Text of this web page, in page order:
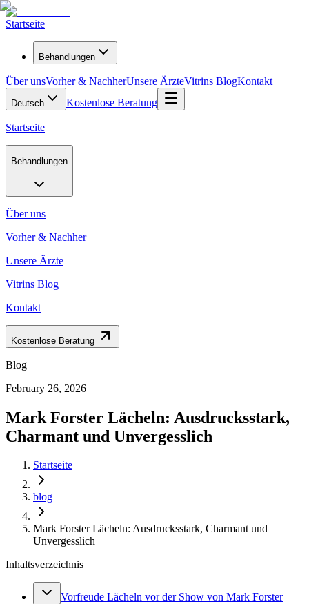
Startseite
Behandlungen
Über unsVorher & NachherUnsere ÄrzteVitrins BlogKontakt
Deutsch Kostenlose Beratung
Startseite
Behandlungen
Über uns
Vorher & Nachher
Unsere Ärzte
Vitrins Blog
Kontakt
Kostenlose Beratung
Blog
February 26, 2026
Mark Forster Lächeln: Ausdrucksstark,
Charmant und Unvergesslich
Startseite
blog
Mark Forster Lächeln: Ausdrucksstark, Charmant und
Unvergesslich
Inhaltsverzeichnis
Vorfreude Lächeln vor der Show von Mark Forster